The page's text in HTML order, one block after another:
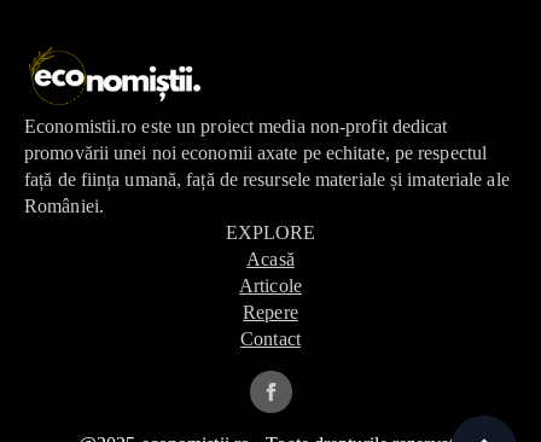
Economistii.ro este un proiect media non-profit dedicat
promovării unei noi economii axate pe echitate, pe respectul
față de ființa umană, față de resursele materiale și imateriale ale
României.
EXPLORE
Acasă
Articole
Repere
Contact